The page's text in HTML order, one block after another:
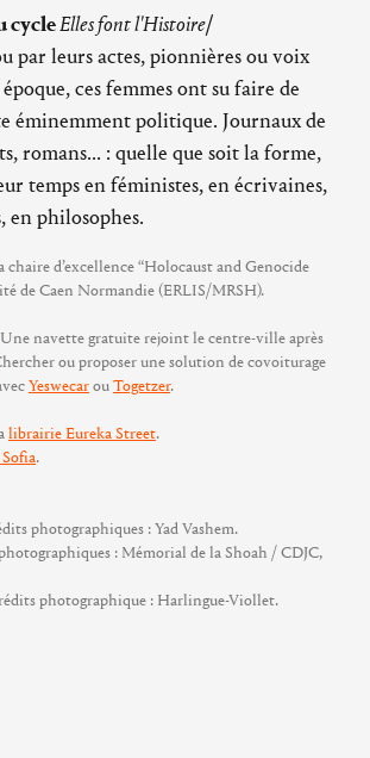
cycleElles font l'Histoire/
par leurs actes, pionnières ou voix
ces femmes ont su faire de
éminemment politique. Journaux de
romans... : quelle que soit la forme,
temps en féministes, en écrivaines,
en philosophes.
chaire d’excellence “Holocaust and Genocide
de Caen Normandie (ERLIS/MRSH).
navette gratuite rejoint le centre-ville après
ou proposer une solution de covoiturage
YeswecarouTogetzer.
librairie Eureka Street.
.
photographiques : Yad Vashem.
: Mémorial de la Shoah / CDJC,
photographique : Harlingue-Viollet.